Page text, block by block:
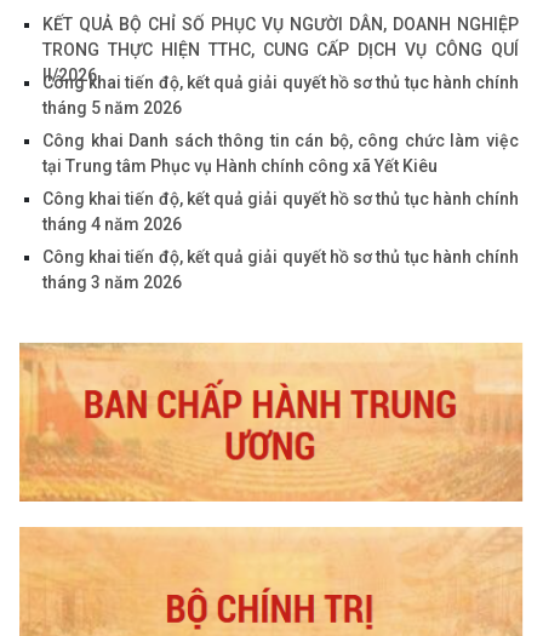
Công khai tiến độ, kết quả giải quyết hồ sơ thủ tục hành chính
tháng 6 năm 2026
Công khai tiến độ, kết quả giải quyết hồ sơ thủ tục hành chính tháng...
KẾT QUẢ BỘ CHỈ SỐ PHỤC VỤ NGƯỜI DÂN, DOANH NGHIỆP
TRONG THỰC HIỆN TTHC, CUNG CẤP DỊCH VỤ CÔNG QUÍ
II/2026
Công khai tiến độ, kết quả giải quyết hồ sơ thủ tục hành chính
tháng 5 năm 2026
Công khai Danh sách thông tin cán bộ, công chức làm việc
tại Trung tâm Phục vụ Hành chính công xã Yết Kiêu
Công khai tiến độ, kết quả giải quyết hồ sơ thủ tục hành chính
Công khai tiến độ, kết quả giải quyết hồ sơ thủ tục hành chính
tháng 3 năm 2026